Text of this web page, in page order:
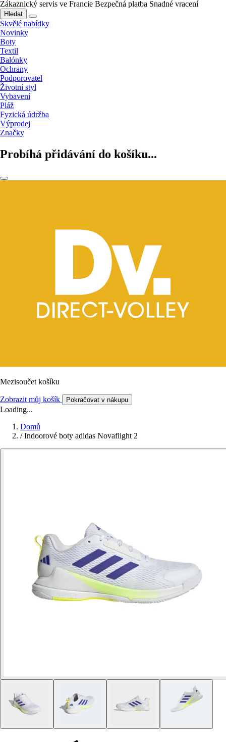
Zákaznický servis ve Francie Bezpečná platba Snadné vracení
Hledat
Skvělé nabídky
Novinky
Boty
Textil
Balónky
Ochrany
Podporovatel
Životní styl
Vybavení
Pláž
Fyzická údržba
Výprodej
Značky
Probíhá přidávání do košíku...
Mezisoučet košíku
Zobrazit můj košík Pokračovat v nákupu
Loading...
Domů
/ Indoorové boty adidas Novaflight 2